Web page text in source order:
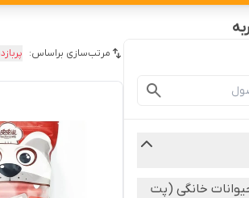
خانگی (پت
مرتب‌سازی براساس: